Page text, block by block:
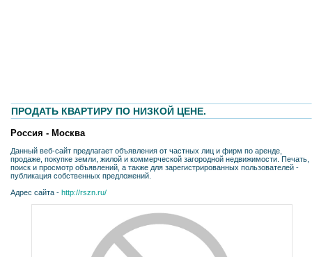
ПРОДАТЬ КВАРТИРУ ПО НИЗКОЙ ЦЕНЕ.
Россия - Москва
Данный веб-сайт предлагает объявления от частных лиц и фирм по аренде,
продаже, покупке земли, жилой и коммерческой загородной недвижимости. Печать,
поиск и просмотр объявлений, а также для зарегистрированных пользователей -
публикация собственных предложений.
Адрес сайта - http://rszn.ru/